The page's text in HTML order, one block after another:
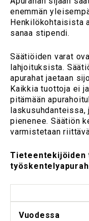
enemmän
Henkilökohtaisista
sanaa stipendi.
Säätiöiden varat
lahjoituksista.
apurahat jaetaan
Kaikkia tuottoja ei
pitämään
pienenee. Säätiön
varmistetaan
Tieteentekijöiden
Vuodessa